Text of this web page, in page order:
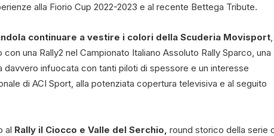
alla Fiorio Cup 2022-2023 e al recente Bettega Tribute.
continuare a vestire i colori della Scuderia Movisport,
una Rally2 nel Campionato Italiano Assoluto Rally Sparco, una
davvero infuocata con tanti piloti di spessore e un interesse
di ACI Sport, alla potenziata copertura televisiva e al seguito
al Rally il Ciocco e Valle del Serchio, round storico della serie